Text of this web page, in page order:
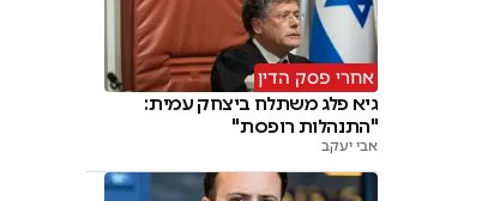
אחרי פסק הדין
גיא פלג משתלח ביצחק עמית:
"התנהלות רופסת"
אבי יעקב